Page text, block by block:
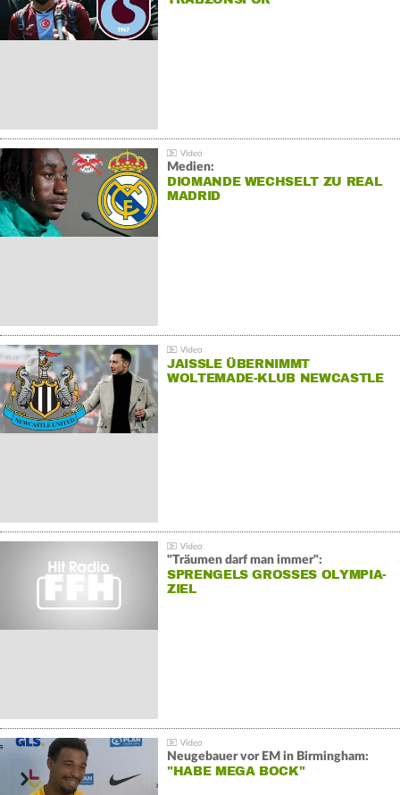
Medien:
DIOMANDE WECHSELT ZU REAL
MADRID
JAISSLE ÜBERNIMMT
WOLTEMADE-KLUB NEWCASTLE
"Träumen darf man immer":
SPRENGELS GROSSES OLYMPIA-Z
IEL
Neugebauer vor EM in Birmingham:
"HABE MEGA BOCK"